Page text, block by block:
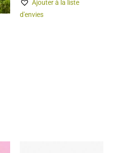
Ajouter à la liste
d'envies